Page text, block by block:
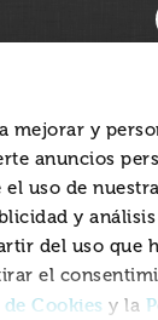
mejorar y
anuncios
uso de
y
del uso que
el
Cookies y la